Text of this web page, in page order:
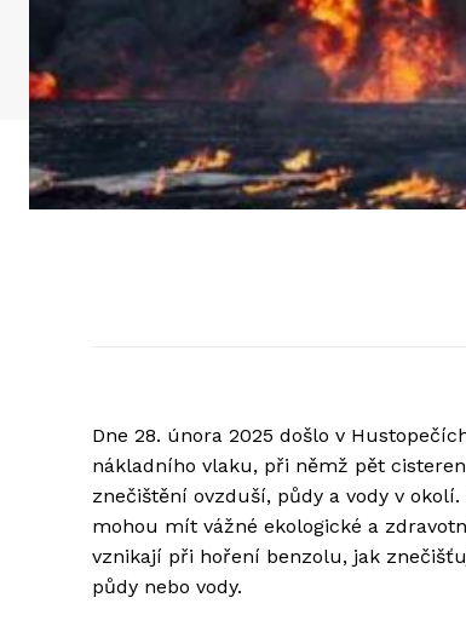
Dne 28. února 2025 došlo v
nákladního vlaku, při němž pět
znečištění ovzduší, půdy a vody v
mohou mít vážné ekologické a
vznikají při hoření benzolu, jak
půdy nebo vody.